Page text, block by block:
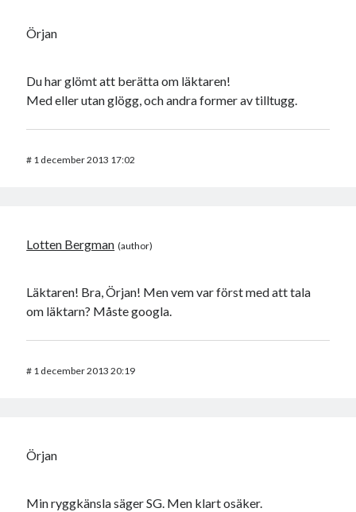
Örjan
Du har glömt att berätta om läktaren!
Med eller utan glögg, och andra former av tilltugg.
# 1 december 2013 17:02
Lotten Bergman
Läktaren! Bra, Örjan! Men vem var först med att tala
om läktarn? Måste googla.
# 1 december 2013 20:19
Örjan
Min ryggkänsla säger SG. Men klart osäker.